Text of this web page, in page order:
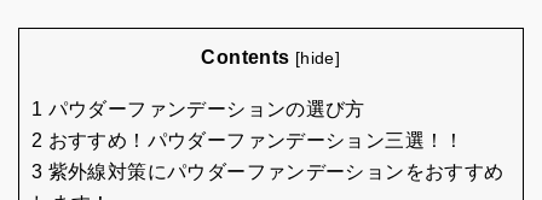
Contents [hide]
1 パウダーファンデーションの選び方
2 おすすめ！パウダーファンデーション三選！！
3 紫外線対策にパウダーファンデーションをおすすめ